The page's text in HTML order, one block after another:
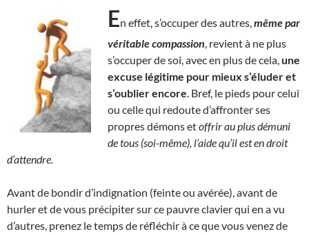
En effet, s’occuper des autres, même par
véritable compassion , revient à ne plus
s’occuper de soi, avec en plus de cela, une
excuse légitime pour mieux s’éluder et
s’oublier encore . Bref, le pieds pour celui
ou celle qui redoute d’affronter ses
propres démons etoffrir au plus démuni
de tous (soi-même), l’aide qu’il est en droit
d’attendre.
Avant de bondir d’indignation (feinte ou avérée), avant de
hurler et de vous précipiter sur ce pauvre clavier qui en a vu
d’autres, prenez le temps de réfléchir à ce que vous venez de